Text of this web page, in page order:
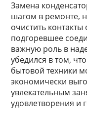
Замена
шагом в ремонте,
очистить
подгоревшее
важную роль в
убедился в том,
бытовой техники
экономически
увлекательным
удовлетворения и